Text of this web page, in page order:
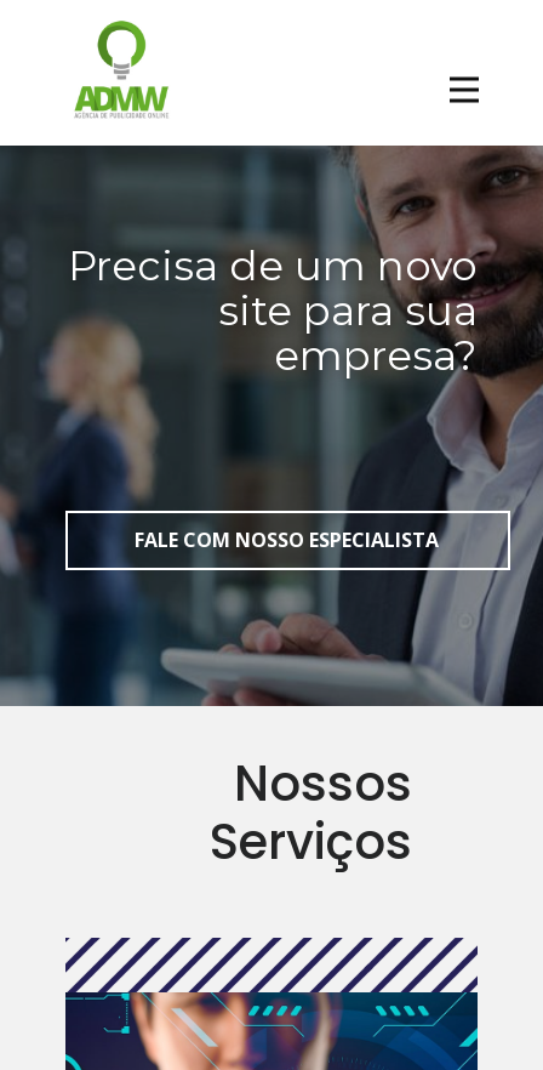
Precisa de um novo
site para sua
empresa?
FALE COM NOSSO ESPECIALISTA
Nossos
Serviços